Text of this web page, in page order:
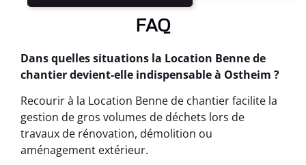
FAQ
Dans quelles situations la Location Benne de
chantier devient-elle indispensable à Ostheim ?
Recourir à la Location Benne de chantier facilite la
gestion de gros volumes de déchets lors de
travaux de rénovation, démolition ou
aménagement extérieur.